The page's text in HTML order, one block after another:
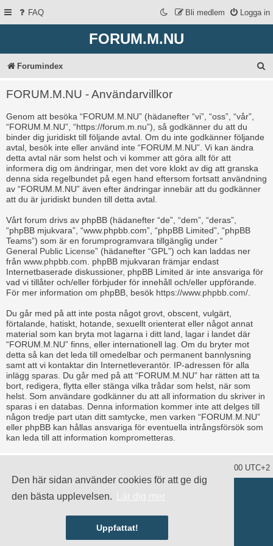
Den här sidan använder cookies för att ge dig
den bästa upplevelsen.
Uppfattat!
FAQ Logga in
Bli medlem
FORUM.M.NU
Forumindex
FORUM.M.NU - Användarvillkor
Genom att besöka “FORUM.M.NU” (hädanefter “vi”, “oss”, “vår”,
“FORUM.M.NU”, “https://forum.m.nu”), så godkänner du att du
binder dig juridiskt till följande avtal. Om du inte godkänner följande
avtal, besök inte eller använd inte “FORUM.M.NU”. Vi kan ändra
detta avtal när som helst och vi kommer att göra allt för att
informera dig om ändringar, men det vore klokt av dig att granska
denna sida regelbundet på egen hand eftersom fortsatt användning
av “FORUM.M.NU” även efter ändringar innebär att du godkänner
att du är juridiskt bunden till detta avtal.
Vårt forum drivs av phpBB (hädanefter “de”, “dem”, “deras”,
“phpBB mjukvara”, “www.phpbb.com”, “phpBB Limited”, “phpBB
Teams”) som är en forumprogramvara tillgänglig under “
General Public License” (hädanefter “GPL”) och kan laddas ner
från www.phpbb.com . phpBB mjukvaran främjar endast
Internetbaserade diskussioner, phpBB Limited är inte ansvariga för
vad vi tillåter och/eller förbjuder för innehåll och/eller uppförande.
För mer information om phpBB, besök https://www.phpbb.com/
Du går med på att inte posta något grovt, obscent, vulgärt,
förtalande, hatiskt, hotande, sexuellt orienterat eller något annat
material som kan bryta mot lagarna i ditt land, lagar i landet där
“FORUM.M.NU” finns, eller internationell lag. Om du bryter mot
detta så kan det leda till omedelbar och permanent bannlysning
samt att vi kontaktar din Internetleverantör. IP-adressen för alla
inlägg sparas. Du går med på att “FORUM.M.NU” har rätten att ta
bort, redigera, flytta eller stänga vilka trådar som helst, när som
helst. Som användare godkänner du att all information du skriver in
sparas i en databas. Denna information kommer inte att delges till
någon tredje part utan ditt samtycke, men varken “FORUM.M.NU”
eller phpBB kan hållas ansvariga för eventuella intrångsförsök som
kan leda till att information komprometteras.
Alla tidsangivelser är UTC+02:00 UTC+2
Swedish translation byphpBB Sweden
Användarvillkor